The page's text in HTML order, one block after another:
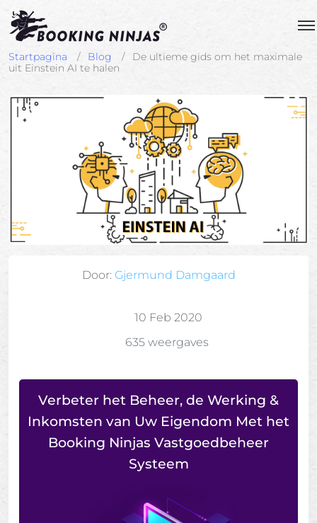
Startpagina Blog
De ultieme gids om het maximale
uit Einstein AI te halen
Door: Gjermund Damgaard
10 Feb 2020
635 weergaves
Verbeter het Beheer, de Werking &
Inkomsten van Uw Eigendom Met het
Booking Ninjas Vastgoedbeheer
Systeem